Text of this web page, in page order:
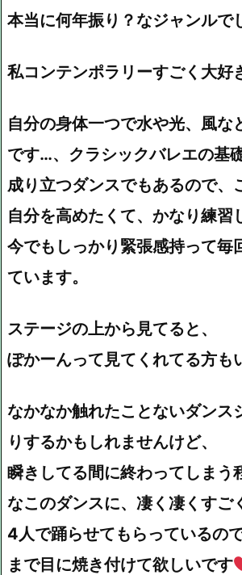
本当に何年振り？なジャンルで
私コンテンポラリーすごく大
自分の身体一つで水や光、風な
です…、クラシックバレエの基
成り立つダンスでもあるので、
自分を高めたくて、かなり練習
今でもしっかり緊張感持って毎
ています。
ステージの上から見てると、
ぽかーんって見てくれてる方も
なかなか触れたことないダンス
りするかもしれませんけど、
瞬きしてる間に終わってしまう
なこのダンスに、凄く凄くすご
4人で踊らせてもらっているの
まで目に焼き付けて欲しいです